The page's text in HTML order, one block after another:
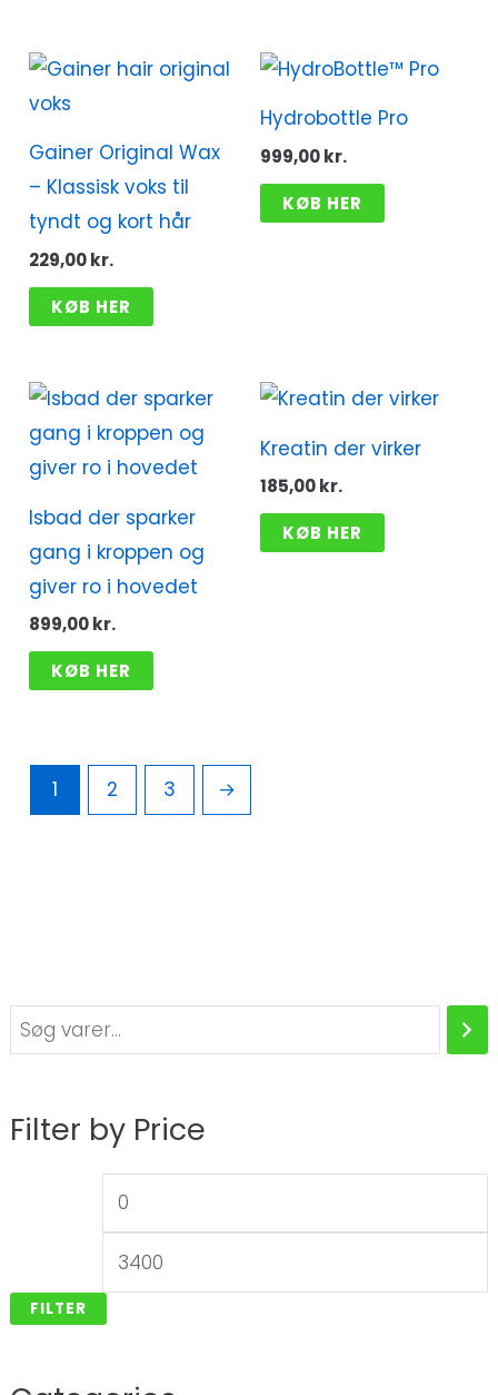
Filter by Price
FILTER
Gainer Original Wax
– Klassisk voks til
tyndt og kort hår
229,00kr.
KØB HER
Hydrobottle Pro
999,00kr.
KØB HER
Isbad der sparker
gang i kroppen og
giver ro i hovedet
899,00kr.
KØB HER
Kreatin der virker
185,00kr.
KØB HER
1 2 3 →